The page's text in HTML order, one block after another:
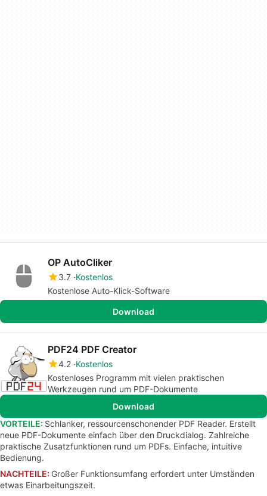
OP AutoCliker
3.7 Kostenlos
Kostenlose Auto-Klick-Software
Download
PDF24 PDF Creator
4.2 Kostenlos
Kostenloses Programm mit vielen praktischen
Werkzeugen rund um PDF-Dokumente
Download
VORTEILE: Schlanker, ressourcenschonender PDF Reader. Erstellt
neue PDF-Dokumente einfach über den Druckdialog. Zahlreiche
praktische Zusatzfunktionen rund um PDFs. Einfache, intuitive
Bedienung.
NACHTEILE: Großer Funktionsumfang erfordert unter Umständen
etwas Einarbeitungszeit.